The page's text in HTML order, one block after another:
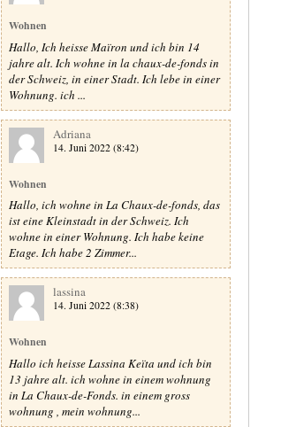
Wohnen
Hallo, Ich heisse Maïron und ich bin 14
jahre alt. Ich wohne in la chaux-de-fonds in
der Schweiz, in einer Stadt. Ich lebe in einer
Wohnung. ich ...
Adriana
14. Juni 2022 (8:42)
Wohnen
Hallo, ich wohne in La Chaux-de-fonds, das
ist eine Kleinstadt in der Schweiz. Ich
wohne in einer Wohnung. Ich habe keine
Etage. Ich habe 2 Zimmer...
lassina
14. Juni 2022 (8:38)
Wohnen
Hallo ich heisse Lassina Keïta und ich bin
13 jahre alt. ich wohne in einem wohnung
in La Chaux-de-Fonds. in einem gross
wohnung , mein wohnung...